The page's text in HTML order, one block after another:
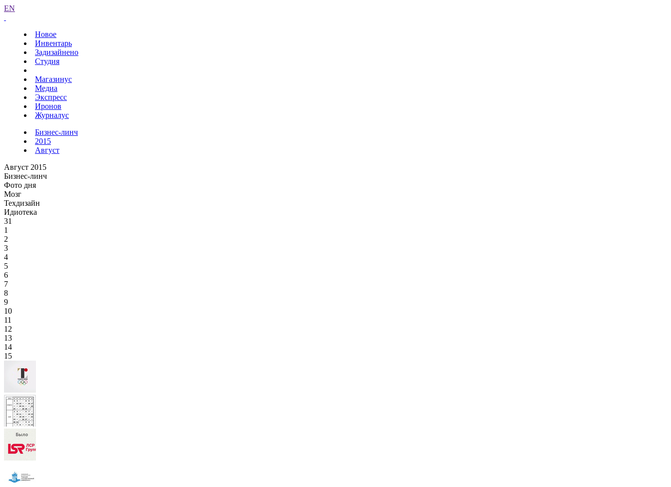
EN
Новое
Инвентарь
Задизайнено
Студия
Магазинус
Медиа
Экспресс
Иронов
Журналус
Бизнес-линч
2015
Август
Август 2015
Бизнес-линч
Фото дня
Мозг
Техдизайн
Идиотека
31
1
2
3
4
5
6
7
8
9
10
11
12
13
14
15